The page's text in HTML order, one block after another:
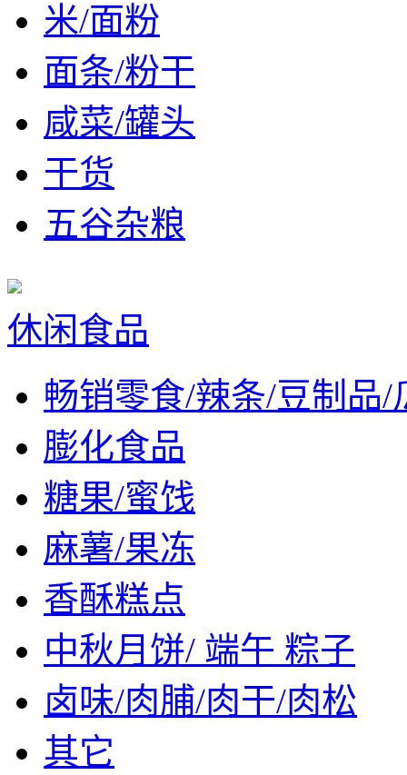
米/面粉
面条/粉干
咸菜/罐头
干货
五谷杂粮
休闲食品
畅销零食/辣条/豆制品/
膨化食品
糖果/蜜饯
麻薯/果冻
香酥糕点
中秋月饼/ 端午 粽子
卤味/肉脯/肉干/肉松
其它